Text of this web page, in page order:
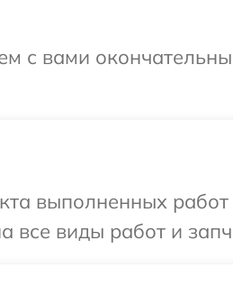
с вами
выполненных
все виды работ и